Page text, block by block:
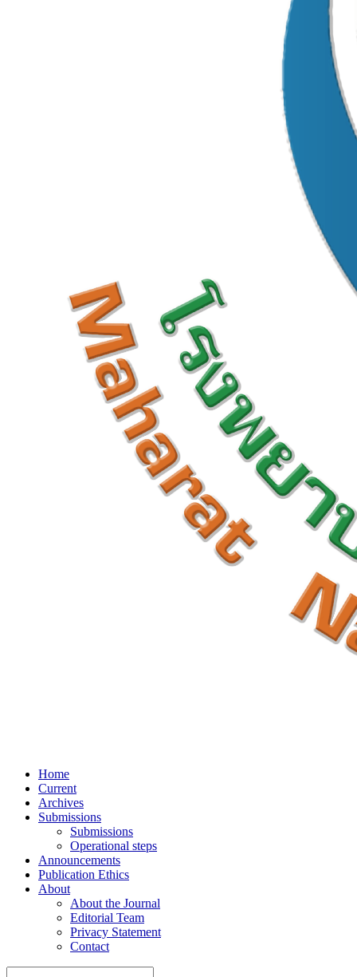
Home
Current
Archives
Submissions
Submissions
Operational steps
Announcements
Publication Ethics
About
About the Journal
Editorial Team
Privacy Statement
Contact